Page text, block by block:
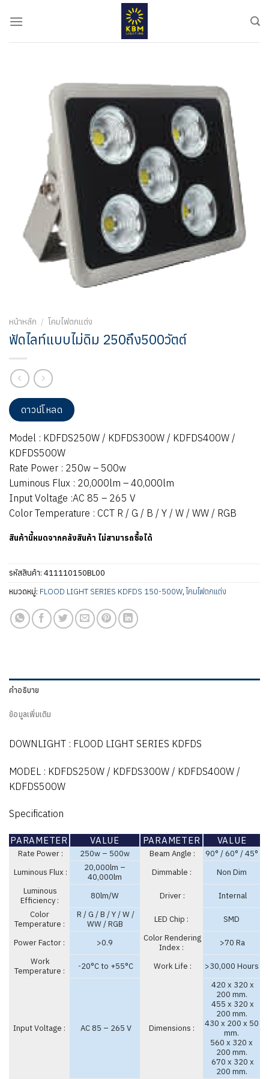
หน้าหลัก / โคมไฟตกแต่ง
ฟัดไลท์แบบไม่ดิม 250ถึง500วัตต์
ดาวน์โหลด
Model : KDFDS250W / KDFDS300W / KDFDS400W /
KDFDS500W
Rate Power : 250w – 500w
Luminous Flux : 20,000lm – 40,000lm
Input Voltage :AC 85 – 265 V
Color Temperature : CCT R / G / B / Y / W / WW / RGB
สินค้านี้หมดจากคลังสินค้า ไม่สามารถซื้อได้
รหัสสินค้า: 411110150BL00
หมวดหมู่: FLOOD LIGHT SERIES KDFDS 150-500W, โคมไฟตกแต่ง
คำอธิบาย
ข้อมูลเพิ่มเติม
DOWNLIGHT : FLOOD LIGHT SERIES KDFDS
MODEL : KDFDS250W / KDFDS300W / KDFDS400W /
KDFDS500W
Specification
PARAMETER VALUE PARAMETER VALUE
Rate Power : 250w – 500w Beam Angle :
90° / 60° / 45°
Luminous Flux :
20,000lm –
40,000lm
Dimmable :
Non Dim
Luminous
Efficiency :
80lm/W Driver :
Internal
Color
Temperature :
R / G / B / Y / W /
WW / RGB
LED Chip : SMD
Power Factor : >0.9
Color Rendering
Index :
>70 Ra
Work
Temperature :
-20°C to +55°C Work Life : >30,000 Hours
Input Voltage : AC 85 – 265 V Dimensions :
420 x 320 x
200 mm.
455 x 320 x
200 mm.
430 x 200 x 50
mm.
560 x 320 x
200 mm.
670 x 320 x
200 mm.